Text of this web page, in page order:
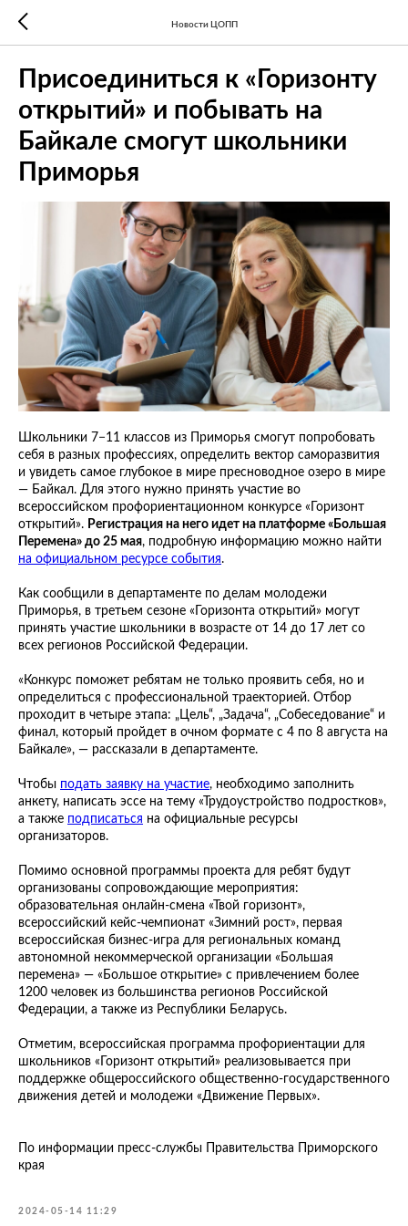
Новости ЦОПП
Присоединиться к «Горизонту
открытий» и побывать на
Байкале смогут школьники
Приморья
Школьники 7−11 классов из Приморья смогут попробовать
себя в разных профессиях, определить вектор саморазвития
и увидеть самое глубокое в мире пресноводное озеро в мире
— Байкал. Для этого нужно принять участие во
всероссийском профориентационном конкурсе «Горизонт
открытий». Регистрация на него идет на платформе «Большая
Перемена» до 25 мая, подробную информацию можно найти
на официальном ресурсе события.
Как сообщили в департаменте по делам молодежи
Приморья, в третьем сезоне «Горизонта открытий» могут
принять участие школьники в возрасте от 14 до 17 лет со
всех регионов Российской Федерации.
«Конкурс поможет ребятам не только проявить себя, но и
определиться с профессиональной траекторией. Отбор
проходит в четыре этапа: „Цель“, „Задача“, „Собеседование“ и
финал, который пройдет в очном формате с 4 по 8 августа на
Байкале», — рассказали в департаменте.
Чтобы подать заявку на участие, необходимо заполнить
анкету, написать эссе на тему «Трудоустройство подростков»,
а также подписаться на официальные ресурсы
организаторов.
Помимо основной программы проекта для ребят будут
организованы сопровождающие мероприятия:
образовательная онлайн-смена «Твой горизонт»,
всероссийский кейс-чемпионат «Зимний рост», первая
всероссийская бизнес-игра для региональных команд
автономной некоммерческой организации «Большая
перемена» — «Большое открытие» с привлечением более
1200 человек из большинства регионов Российской
Федерации, а также из Республики Беларусь.
Отметим, всероссийская программа профориентации для
школьников «Горизонт открытий» реализовывается при
поддержке общероссийского общественно-государственного
движения детей и молодежи «Движение Первых».
По информации пресс-службы Правительства Приморского
края
2024-05-14 11:29